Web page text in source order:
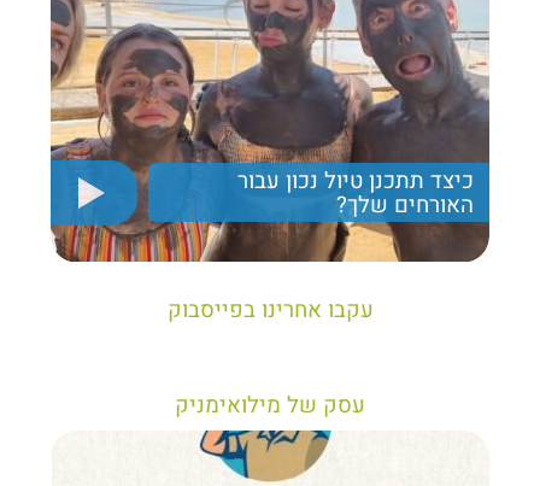
כיצד תתכנן טיול נכון עבור
האורחים שלך?
יריב חן, מציג את הקווים המנחים לבניית טיול נכון עבור
תיירים בישראל
עקבו אחרינו בפייסבוק
עסק של מילואימניק